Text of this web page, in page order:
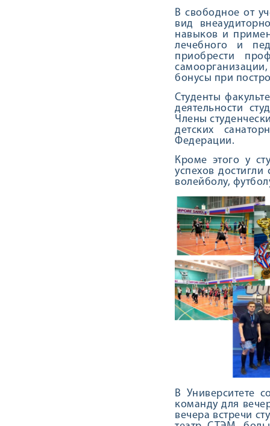
В свободное от
вид
навыков и
лечебного и
приобрести
бонусы при
Студенты
деятельности
Члены
детских
Федерации.
Кроме этого у
успехов достигли
волейболу,
В Университете
команду для
вечера встречи